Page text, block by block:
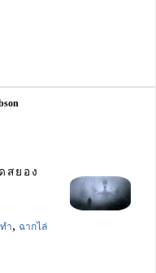
สยอง
ำ, ฉากไล่